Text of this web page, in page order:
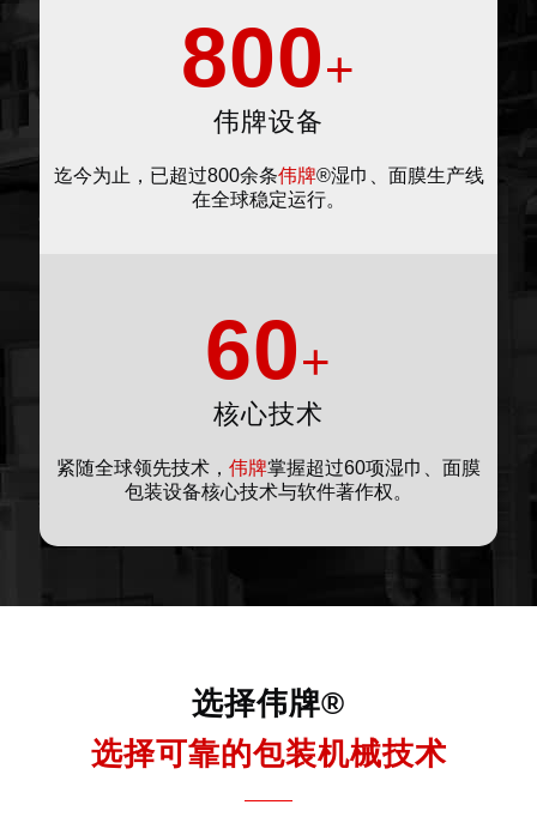
800+
伟牌设备
迄今为止，已超过800余条伟牌®湿巾、面膜生产线
在全球稳定运行。
60+
核心技术
紧随全球领先技术， 伟牌掌握超过60项湿巾、面膜
包装设备核心技术与软件著作权。
选择伟牌®
选择可靠的包装机械技术